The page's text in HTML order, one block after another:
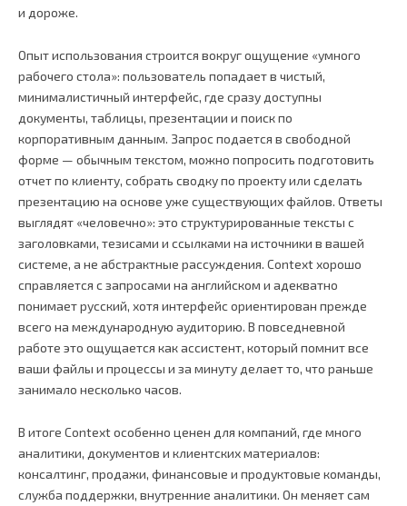
и дороже.
Опыт использования строится вокруг ощущение «умного
рабочего стола»: пользователь попадает в чистый,
минималистичный интерфейс, где сразу доступны
документы, таблицы, презентации и поиск по
корпоративным данным. Запрос подается в свободной
форме — обычным текстом, можно попросить подготовить
отчет по клиенту, собрать сводку по проекту или сделать
презентацию на основе уже существующих файлов. Ответы
выглядят «человечно»: это структурированные тексты с
заголовками, тезисами и ссылками на источники в вашей
системе, а не абстрактные рассуждения. Context хорошо
справляется с запросами на английском и адекватно
понимает русский, хотя интерфейс ориентирован прежде
всего на международную аудиторию. В повседневной
работе это ощущается как ассистент, который помнит все
ваши файлы и процессы и за минуту делает то, что раньше
занимало несколько часов.
В итоге Context особенно ценен для компаний, где много
аналитики, документов и клиентских материалов:
консалтинг, продажи, финансовые и продуктовые команды,
служба поддержки, внутренние аналитики. Он меняет сам